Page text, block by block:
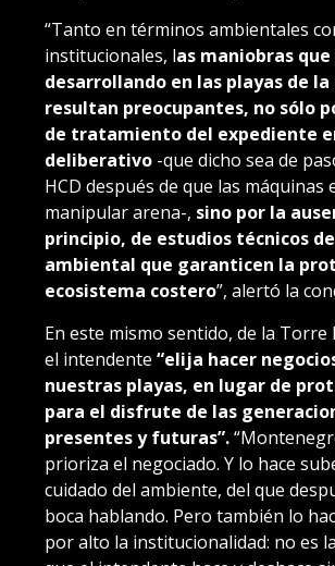
“Tanto en términos ambientales
institucionales, las maniobras
desarrollando en las playas de
resultan preocupantes, no sólo
de tratamiento del expediente
deliberativo -que dicho sea de
HCD después de que las máquinas
manipular arena-, sino por la
principio, de estudios técnicos
ambiental que garanticen la
ecosistema costero”, alertó la
En este mismo sentido, de la Torre
el intendente “elija hacer
nuestras playas, en lugar de
para el disfrute de las
presentes y futuras”.
prioriza el negociado. Y lo hace
cuidado del ambiente, del que
boca hablando. Pero también lo
por alto la institucionalidad: no es